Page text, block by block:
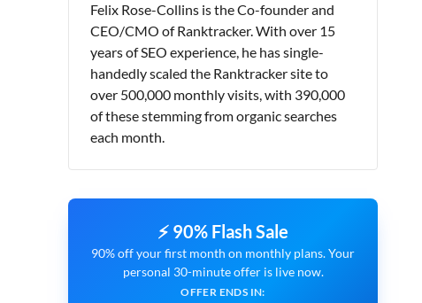
Felix Rose-Collins is the Co-founder and
CEO/CMO of Ranktracker. With over 15
years of SEO experience, he has single-
handedly scaled the Ranktracker site to
over 500,000 monthly visits, with 390,000
of these stemming from organic searches
each month.
⚡ 90% Flash Sale
90% off your first month on monthly plans. Your
personal 30-minute offer is live now.
OFFER ENDS IN: